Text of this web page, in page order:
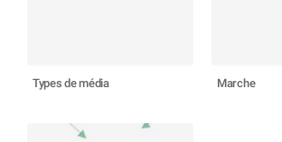
Types de média Marche